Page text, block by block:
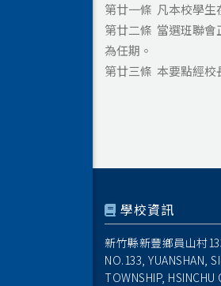
第廿一條 凡本校學生
第廿二條 當選班聯會
為任期。
第廿三條 本要點經校
學校資訊
新竹縣新豐鄉員山村
NO.133, YUANSHAN,
TOWNSHIP, HSINCHU